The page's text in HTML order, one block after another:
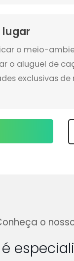
lugar
o meio-
o aluguel de
exclusivas
o